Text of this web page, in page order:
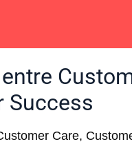
Success
Care,